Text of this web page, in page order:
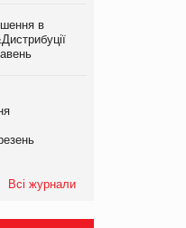
в
Всі журнали